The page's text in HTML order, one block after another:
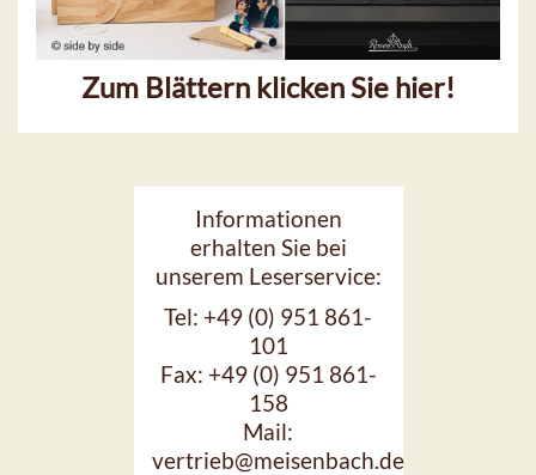
Zum Blättern klicken Sie hier!
Informationen
erhalten Sie bei
unserem Leserservice:
Tel: +49 (0) 951 861-
101
Fax: +49 (0) 951 861-
158
Mail:
vertrieb@meisenbach.de